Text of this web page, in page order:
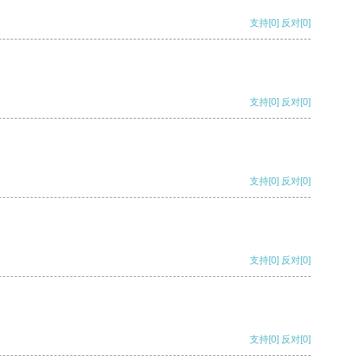
支持[0] 反对[0]
支持[0] 反对[0]
支持[0] 反对[0]
支持[0] 反对[0]
支持[0] 反对[0]